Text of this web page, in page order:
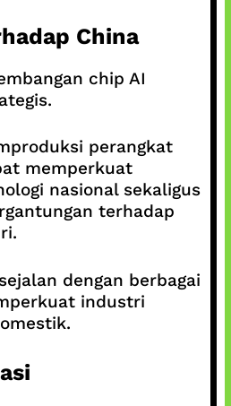
China
chip AI
perangkat
memperkuat
nasional sekaligus
terhadap
dengan berbagai
industri